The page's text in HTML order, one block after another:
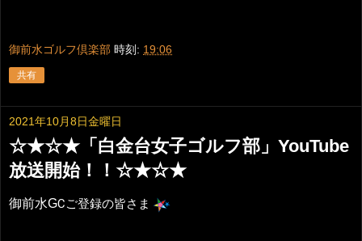
御前水ゴルフ倶楽部 時刻: 19:06
共有
2021年10月8日金曜日
☆★☆★「白金台女子ゴルフ部」YouTube
放送開始！！☆★☆★
御前水GCご登録の皆さま